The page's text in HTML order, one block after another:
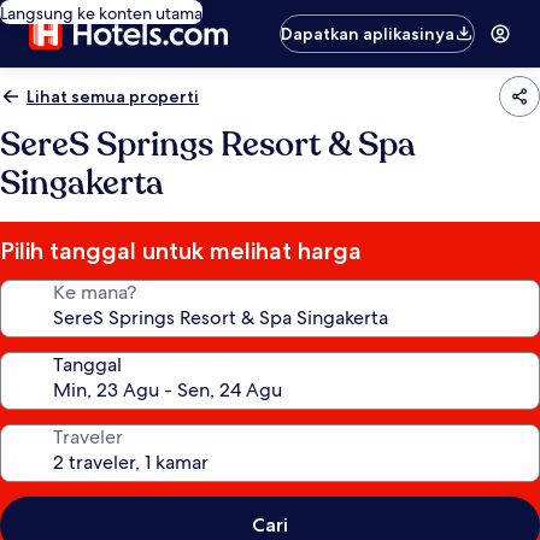
Langsung ke konten utama
Dapatkan aplikasinya
Lihat semua properti
SereS Springs Resort & Spa
Singakerta
Pilih tanggal untuk melihat harga
Ke mana?
Tanggal
Traveler
Cari